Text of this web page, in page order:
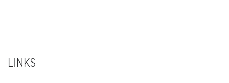
LINKS